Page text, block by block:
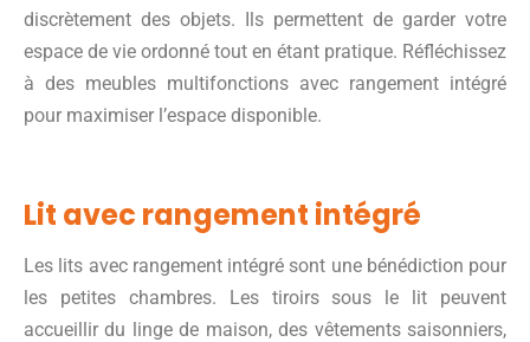
discrètement des objets. Ils permettent de garder votre
espace de vie ordonné tout en étant pratique. Réfléchissez
à des meubles multifonctions avec rangement intégré
pour maximiser l’espace disponible.
Lit avec rangement intégré
Les lits avec rangement intégré sont une bénédiction pour
les petites chambres. Les tiroirs sous le lit peuvent
accueillir du linge de maison, des vêtements saisonniers,